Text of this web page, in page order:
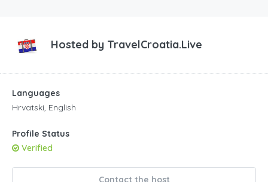
Hosted by TravelCroatia.Live
Languages
Hrvatski, English
Profile Status
Verified